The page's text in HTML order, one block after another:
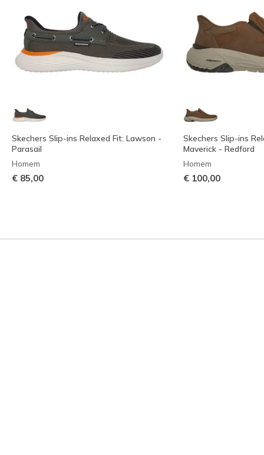
Skechers Slip-ins Relaxed Fit: Lawson -
Parasail
Homem
€ 85,00
Skechers Slip-ins
Maverick - Redford
Homem
€ 100,00